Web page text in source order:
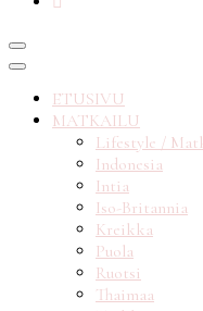
ETUSIVU
MATKAILU
Lifestyle /
Indonesia
Intia
Iso-Britannia
Kreikka
Puola
Ruotsi
Thaimaa